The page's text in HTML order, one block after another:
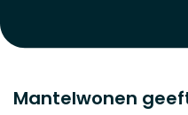
Mantelwonen